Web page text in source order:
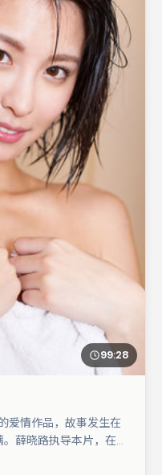
99:28
爱情作品，故事发生在
薛晓路执导本片，在场